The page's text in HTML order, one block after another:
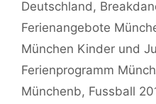
Deutschland ,
Ferienangebote
München Kinder und
Ferienprogramm
Münchenb, Fussball